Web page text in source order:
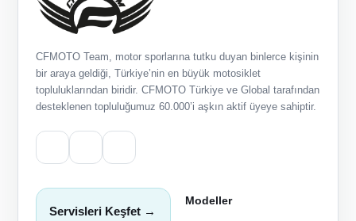
CFMOTO Team, motor sporlarına tutku duyan binlerce kişinin
bir araya geldiği, Türkiye’nin en büyük motosiklet
topluluklarından biridir. CFMOTO Türkiye ve Global tarafından
desteklenen topluluğumuz 60.000’i aşkın aktif üyeye sahiptir.
Servisleri Keşfet →
Modeller